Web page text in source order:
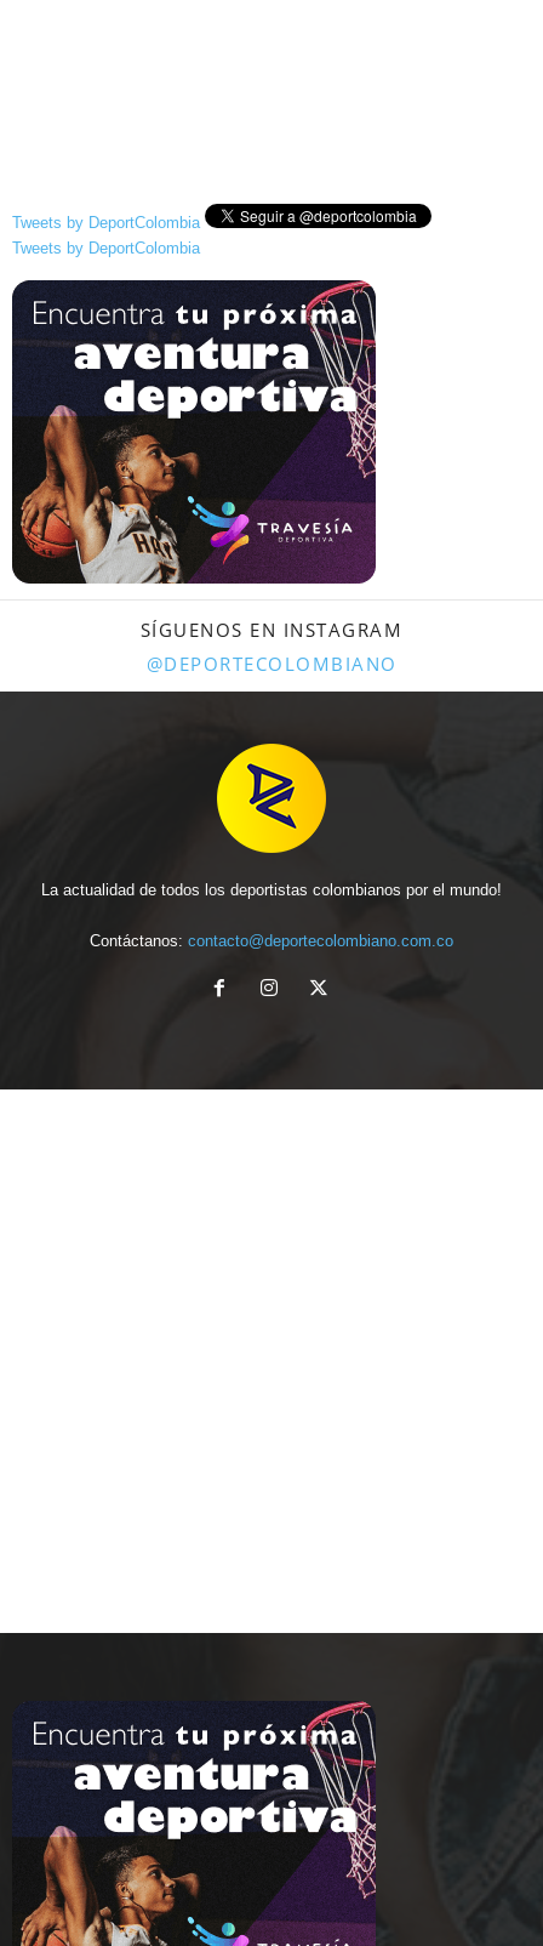
Tweets by DeportColombia
Tweets by DeportColombia
SÍGUENOS EN INSTAGRAM
@DEPORTECOLOMBIANO
La actualidad de todos los deportistas colombianos por el mundo!
Contáctanos: contacto@deportecolombiano.com.co